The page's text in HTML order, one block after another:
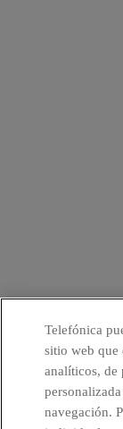
Telefónica
sitio web que
analíticos, de
navegación.